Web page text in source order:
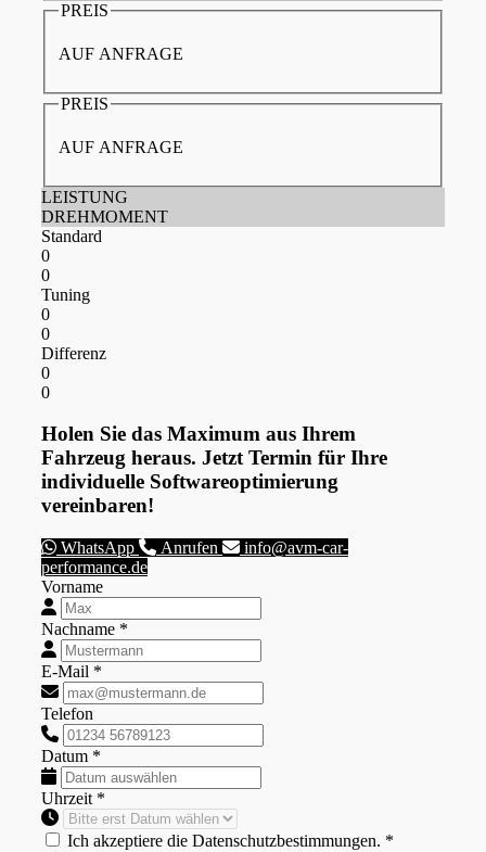
PREIS
AUF ANFRAGE
PREIS
AUF ANFRAGE
LEISTUNG
DREHMOMENT
Standard
0
0
Tuning
0
0
Differenz
0
0
Holen Sie das Maximum aus Ihrem
Fahrzeug heraus. Jetzt Termin für Ihre
individuelle Softwareoptimierung
vereinbaren!
WhatsApp Anrufen
info@avm-car-
performance.de
Vorname
Nachname *
E-Mail *
Telefon
Datum *
Uhrzeit *
Ich akzeptiere die Datenschutzbestimmungen. *